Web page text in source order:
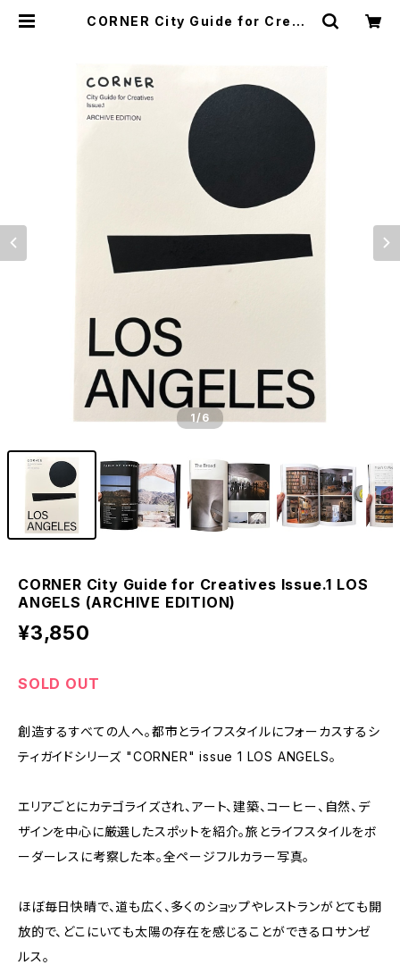
CORNER City Guide for Creati
1/6
CORNER City Guide for Creatives Issue.1 LOS
ANGELS (ARCHIVE EDITION)
¥3,850
SOLD OUT
創造するすべての人へ。都市とライフスタイルにフォーカスするシ
ティガイドシリーズ "CORNER" issue 1 LOS ANGELS。
エリアごとにカテゴライズされ、アート、建築、コーヒー、自然、デ
ザインを中心に厳選したスポットを紹介。旅とライフスタイルをボ
ーダーレスに考察した本。全ページフルカラー写真。
ほぼ毎日快晴で、道も広く、多くのショップやレストランがとても開
放的で、どこにいても太陽の存在を感じることができるロサンゼ
ルス。